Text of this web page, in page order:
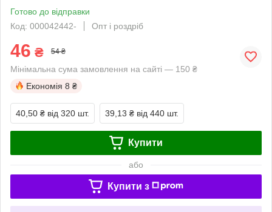
Готово до відправки
Код: 000042442-
Опт і роздріб
46 ₴ 54 ₴
Мінімальна сума замовлення на сайті — 150 ₴
Економія 8 ₴
40,50 ₴ від 320 шт. 39,13 ₴ від 440 шт.
Купити
або
Купити з